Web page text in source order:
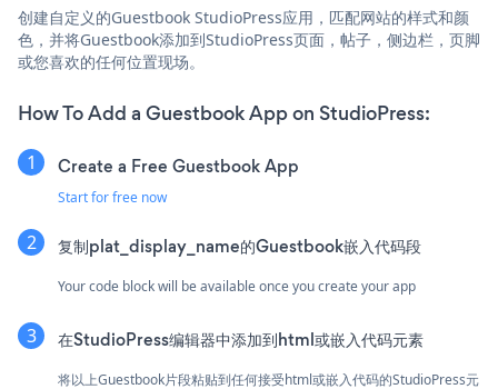
创建自定义的Guestbook StudioPress应用，匹配网站的样式和颜
色，并将Guestbook添加到StudioPress页面，帖子，侧边栏，页脚
或您喜欢的任何位置现场。
How To Add a Guestbook App on StudioPress:
Create a Free Guestbook App
Start for free now
复制plat_display_name的Guestbook嵌入代码段
Your code block will be available once you create your app
在StudioPress编辑器中添加到html或嵌入代码元素
将以上Guestbook片段粘贴到任何接受html或嵌入代码的StudioPress元